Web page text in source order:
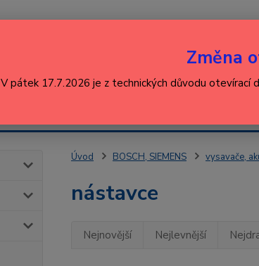
Úvod BOSCH, SIEMENS vysavače,
nástavce
Nejnovější Nejlevnější
Změna
V pátek 17.7.2026 je z technických důvodu otevírací